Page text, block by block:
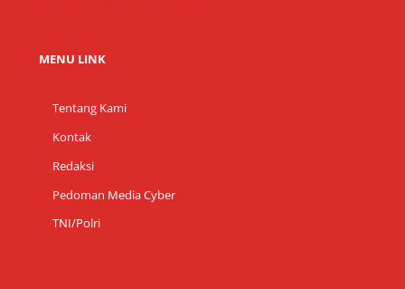
MENU LINK
Tentang Kami
Kontak
Redaksi
Pedoman Media Cyber
TNI/Polri